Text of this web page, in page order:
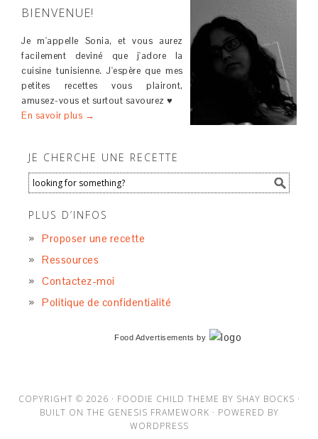
BIENVENUE!
Je m'appelle Sonia, et vous aurez
facilement deviné que j'adore la
cuisine tunisienne. J'espère que mes
petites recettes vous plairont,
amusez-vous et surtout savourez ♥
En savoir plus →
JE CHERCHE UNE RECETTE
PLUS D’INFOS
Proposer une recette
Ressources
Contactez-moi
Politique de confidentialité
Food Advertisements by
COPYRIGHT © 2026 · FOODIE CHILD THEME BY SHAY BOCKS ·
BUILT ON THE GENESIS FRAMEWORK · POWERED BY
WORDPRESS